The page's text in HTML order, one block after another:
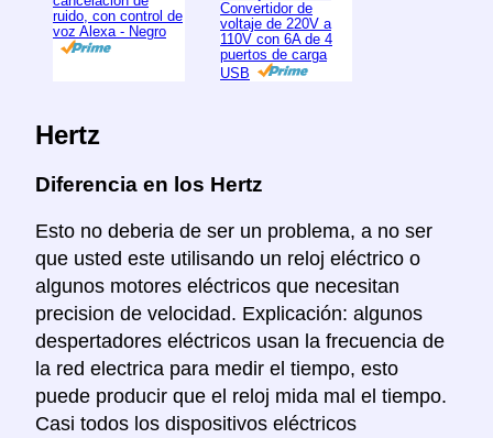
ruido, con control de
voz Alexa - Negro
Convertidor de
voltaje de 220V a
110V con 6A de 4
puertos de carga
USB
Hertz
Diferencia en los Hertz
Esto no deberia de ser un problema, a no ser
que usted este utilisando un reloj eléctrico o
algunos motores eléctricos que necesitan
precision de velocidad. Explicación: algunos
despertadores eléctricos usan la frecuencia de
la red electrica para medir el tiempo, esto
puede producir que el reloj mida mal el tiempo.
Casi todos los dispositivos eléctricos